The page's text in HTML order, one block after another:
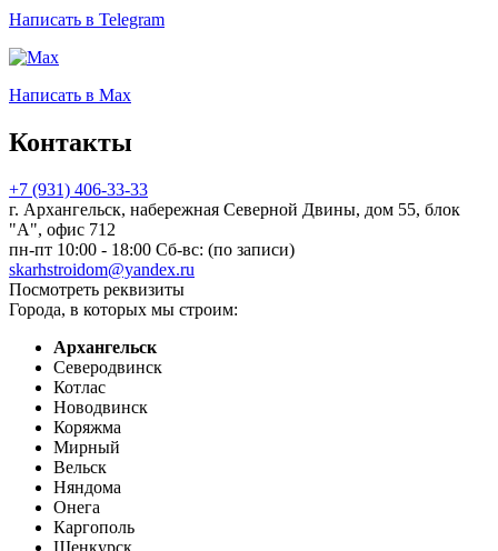
Написать в Telegram
Написать в Max
Контакты
+7 (931) 406-33-33
г. Архангельск, набережная Северной Двины, дом 55, блок
"А", офис 712
пн-пт 10:00 - 18:00 Сб-вс: (по записи)
skarhstroidom@yandex.ru
Посмотреть реквизиты
Города, в которых мы строим:
Архангельск
Северодвинск
Котлас
Новодвинск
Коряжма
Мирный
Вельск
Няндома
Онега
Каргополь